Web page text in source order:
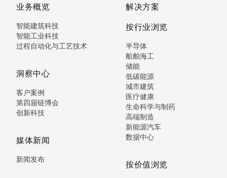
业务概览
智能建筑科技
智能工业科技
过程自动化与工艺技术
洞察中心
客户案例
第四届链博会
创新科技
媒体新闻
新闻发布
解决方案
按行业浏览
半导体
船舶海工
储能
低碳能源
城市建筑
医疗健康
生命科学与制药
高端制造
新能源汽车
数据中心
按价值浏览